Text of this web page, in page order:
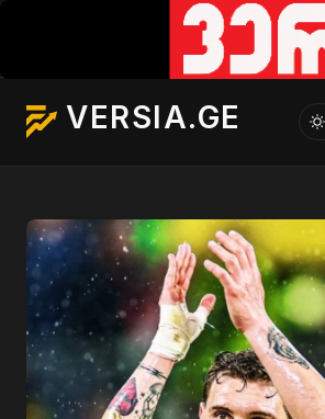
VERSIA.GE